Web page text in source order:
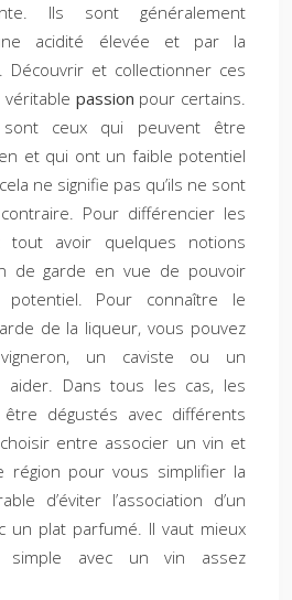
Ils sont généralement
acidité élevée et par la
Découvrir et collectionner ces
passion pour certains.
ceux qui peuvent être
et qui ont un faible potentiel
ne signifie pas qu’ils ne sont
Pour différencier les
avoir quelques notions
de garde en vue de pouvoir
Pour connaître le
de la liqueur, vous pouvez
un caviste ou un
aider. Dans tous les cas, les
dégustés avec différents
entre associer un vin et
région pour vous simplifier la
d’éviter l’association d’un
un plat parfumé. Il vaut mieux
simple avec un vin assez